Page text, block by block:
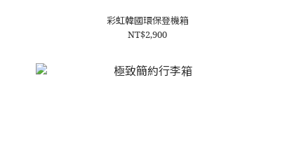
彩虹韓國環保登機箱
NT$2,900